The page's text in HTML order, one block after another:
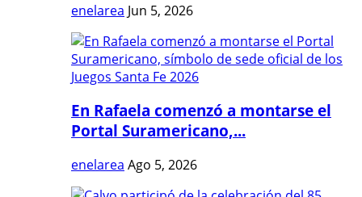
enelarea Jun 5, 2026
En Rafaela comenzó a montarse el
Portal Suramericano,...
enelarea Ago 5, 2026